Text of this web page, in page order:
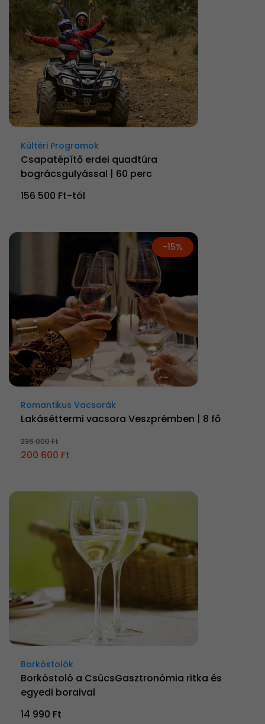
Kültéri Programok
Csapatépítő erdei quadtúra
bográcsgulyással | 60 perc
156 500 Ft-tól
-15%
Romantikus Vacsorák
Lakáséttermi vacsora Veszprémben | 8 fő
236 000 Ft
200 600 Ft
Borkóstolók
Borkóstoló a CsúcsGasztronómia ritka és
egyedi boraival
14 990 Ft